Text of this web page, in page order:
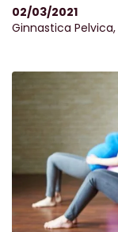
02/03/2021
Ginnastica Pelvica,